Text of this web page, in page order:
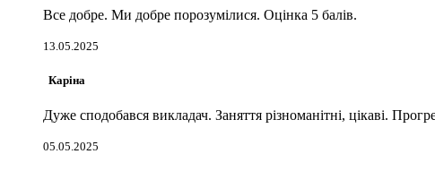
Все добре. Ми добре порозумілися. Оцінка 5 балів.
13.05.2025
Каріна
Дуже сподобався викладач. Заняття різноманітні, цікаві.
05.05.2025